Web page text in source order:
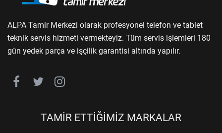
ALPA Tamir Merkezi olarak profesyonel telefon ve tablet
teknik servis hizmeti vermekteyiz. Tüm servis işlemleri 180
gün yedek parça ve işçilik garantisi altında yapılır.
TAMİR ETTİĞİMİZ MARKALAR